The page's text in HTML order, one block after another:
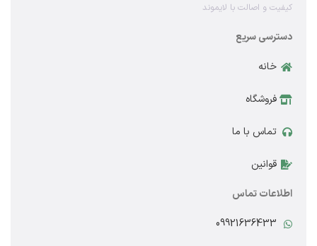
کیفیت و اصالت با لایموند
دسترسی سریع
خانه
فروشگاه
تماس با ما
قوانین
اطلاعات تماس
09921636433